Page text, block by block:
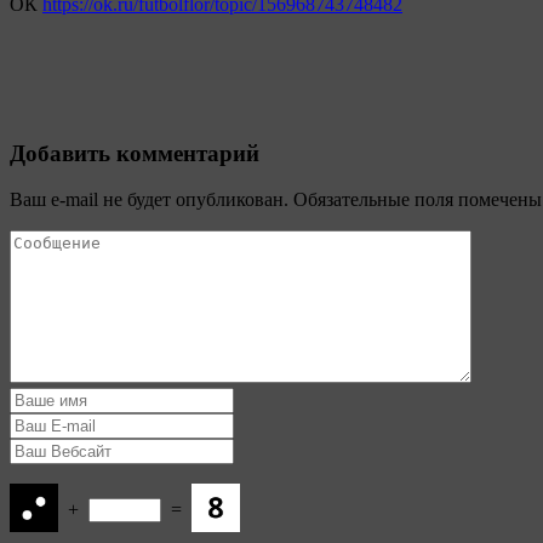
Добавить комментарий
Ваш e-mail не будет опубликован. Обязательные поля
+ =